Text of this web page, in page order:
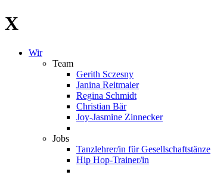
X
Wir
Team
Gerith Sczesny
Janina Reitmaier
Regina Schmidt
Christian Bär
Joy-Jasmine Zinnecker
Jobs
Tanzlehrer/in für Gesellschaftstänze
Hip Hop-Trainer/in